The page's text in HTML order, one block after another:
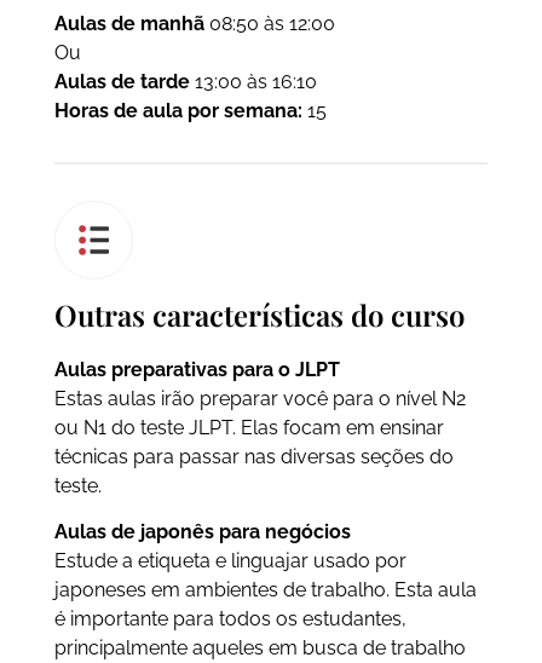
Aulas de manhã08:50 às 12:00
Ou
Aulas de tarde13:00 às 16:10
Horas de aula por semana: 15
Outras características do curso
Aulas preparativas para o JLPT
Estas aulas irão preparar você para o nível N2
ou N1 do teste JLPT. Elas focam em ensinar
técnicas para passar nas diversas seções do
teste.
Aulas de japonês para negócios
Estude a etiqueta e linguajar usado por
japoneses em ambientes de trabalho. Esta aula
é importante para todos os estudantes,
principalmente aqueles em busca de trabalho